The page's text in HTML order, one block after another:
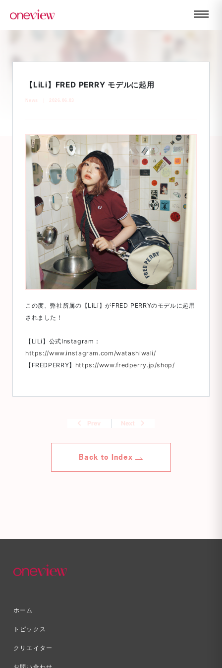
【LiLi】FRED PERRY モデルに起用
News 2026.06.03
この度、弊社所属の【LiLi】がFRED PERRYのモデルに起用
されました！
【LiLi】公式Instagram：
https://www.instagram.com/watashiwali/
【FREDPERRY】 https://www.fredperry.jp/shop/
Back to Index
ホーム
トピックス
クリエイター